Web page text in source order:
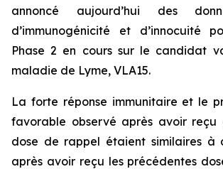
annoncé aujourd’hui des
d’immunogénicité et d’innocuité
Phase 2 en cours sur le candidat
maladie de Lyme, VLA15.
La forte réponse immunitaire et le
favorable observé après avoir reçu
dose de rappel étaient similaires à
après avoir reçu les précédentes